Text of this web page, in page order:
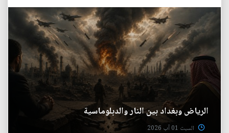
الرياض وبغداد بين النار والدبلوماسية
السبت 01 آب 2026